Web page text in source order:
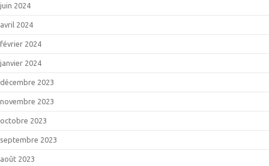
juin 2024
avril 2024
février 2024
janvier 2024
décembre 2023
novembre 2023
octobre 2023
septembre 2023
août 2023